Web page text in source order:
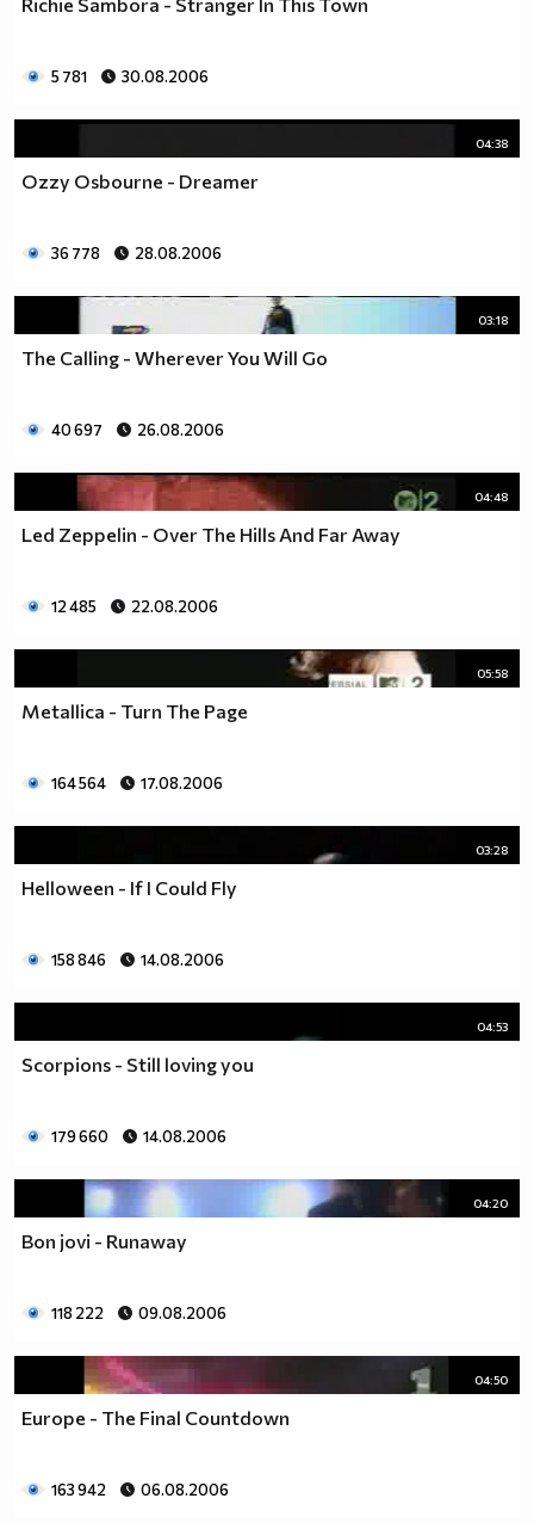
5 781 30.08.2006
04:38
Ozzy Osbourne - Dreamer
36 778 28.08.2006
03:18
The Calling - Wherever You Will Go
40 697 26.08.2006
04:48
Led Zeppelin - Over The Hills And Far Away
12 485 22.08.2006
05:58
Metallica - Turn The Page
164 564 17.08.2006
03:28
Helloween - If I Could Fly
158 846 14.08.2006
04:53
Scorpions - Still loving you
179 660 14.08.2006
04:20
Bon jovi - Runaway
118 222 09.08.2006
04:50
Europe - The Final Countdown
163 942 06.08.2006